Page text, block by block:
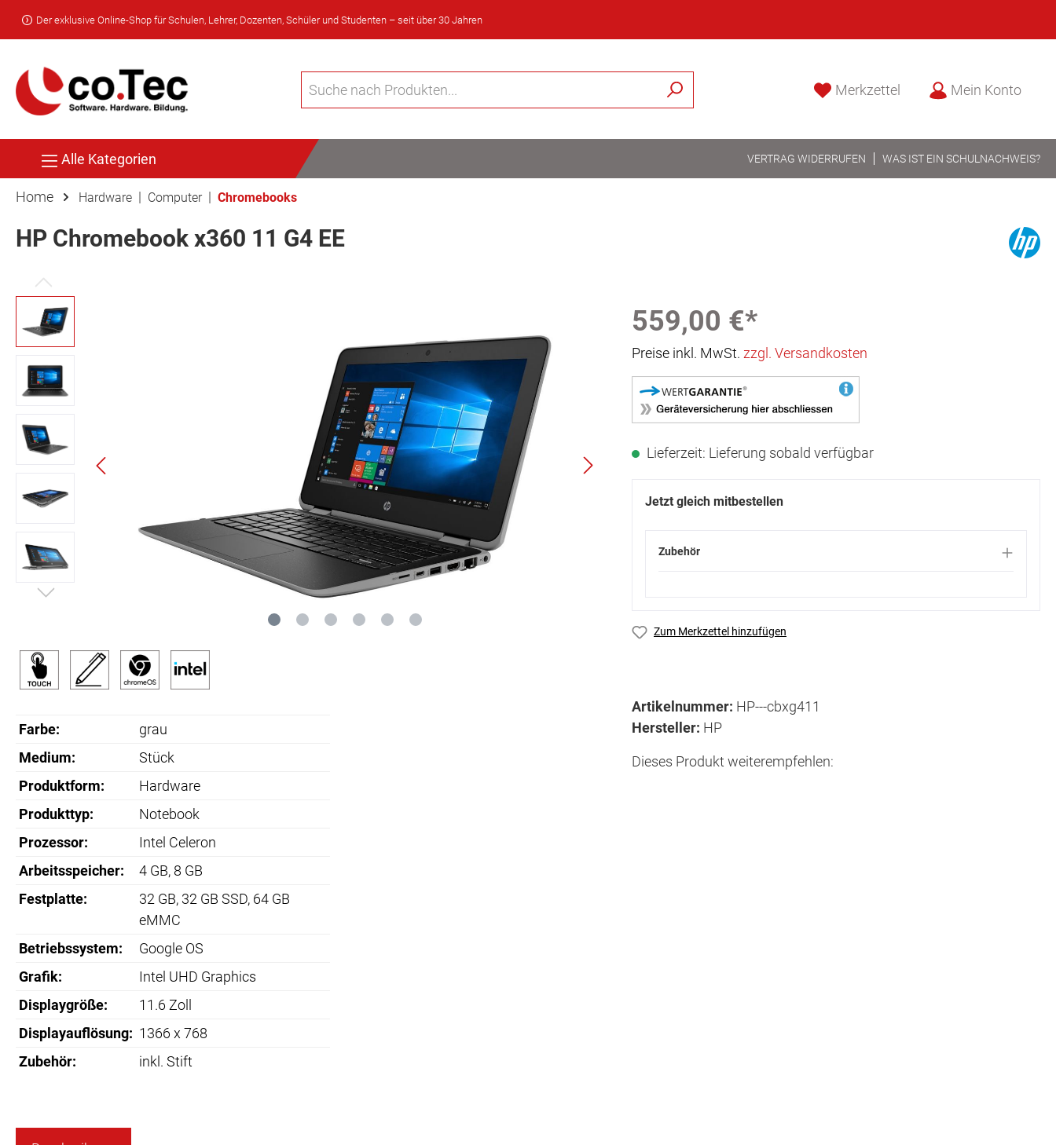
Der exklusive Online-Shop für Schulen, Lehrer, Dozenten, Schüler und Studenten – seit über 30 Jahren
Merkzettel Mein Konto
Alle Kategorien VERTRAG WIDERRUFEN WAS IST EIN SCHULNACHWEIS?
Home Hardware | Computer | Chromebooks
HP Chromebook x360 11 G4 EE
Farbe:
grau
Medium:
Stück
Produktform:
Hardware
Produkttyp:
Notebook
Prozessor:
Intel Celeron
Arbeitsspeicher:
4 GB, 8 GB
Festplatte:
32 GB, 32 GB SSD, 64 GB
eMMC
Betriebssystem:
Google OS
Grafik:
Intel UHD Graphics
Displaygröße:
11.6 Zoll
Displayauflösung: 1366 x 768
Zubehör:
inkl. Stift
559,00 €*
Preise inkl. MwSt. zzgl. Versandkosten
Lieferzeit: Lieferung sobald verfügbar
Jetzt gleich mitbestellen
Zubehör
Zum Merkzettel hinzufügen
Artikelnummer: HP---cbxg411
Hersteller: HP
Dieses Produkt weiterempfehlen: